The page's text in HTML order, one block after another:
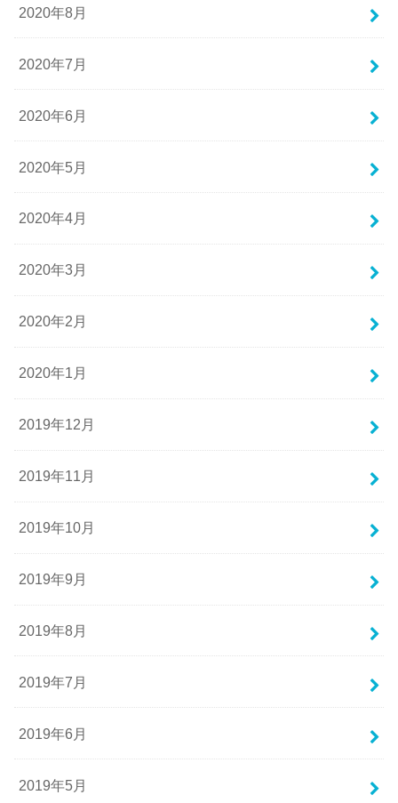
2020年8月
2020年7月
2020年6月
2020年5月
2020年4月
2020年3月
2020年2月
2020年1月
2019年12月
2019年11月
2019年10月
2019年9月
2019年8月
2019年7月
2019年6月
2019年5月